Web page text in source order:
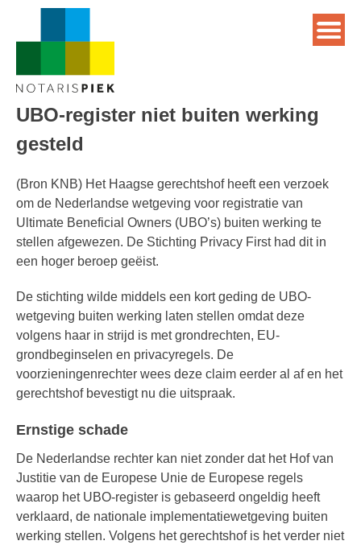
UBO-register niet buiten werking
gesteld
(Bron KNB) Het Haagse gerechtshof heeft een verzoek
om de Nederlandse wetgeving voor registratie van
Ultimate Beneficial Owners (UBO’s) buiten werking te
stellen afgewezen. De Stichting Privacy First had dit in
een hoger beroep geëist.
De stichting wilde middels een kort geding de UBO-
wetgeving buiten werking laten stellen omdat deze
volgens haar in strijd is met grondrechten, EU-
grondbeginselen en privacyregels. De
voorzieningenrechter wees deze claim eerder al af en het
gerechtshof bevestigt nu die uitspraak.
Ernstige schade
De Nederlandse rechter kan niet zonder dat het Hof van
Justitie van de Europese Unie de Europese regels
waarop het UBO-register is gebaseerd ongeldig heeft
verklaard, de nationale implementatiewetgeving buiten
werking stellen. Volgens het gerechtshof is het verder niet